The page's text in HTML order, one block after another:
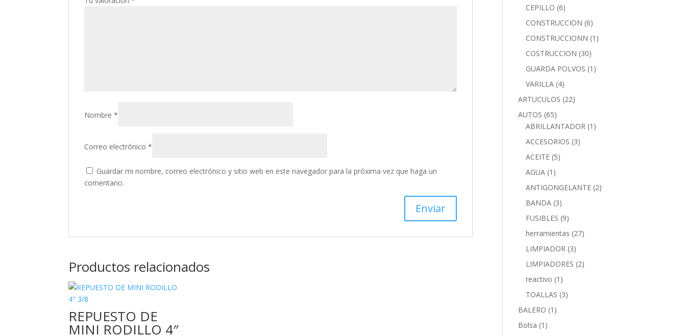
Nombre*
Correo electrónico*
Guardar mi nombre, correo electrónico y sitio web en este navegador para la próxima vez que haga un
comentario.
Productos relacionados
REPUESTO DE
MINI RODILLO 4″
CEPILLO (6)
CONSTRUCCION (6)
CONSTRUCCIONN (1)
COSTRUCCION (30)
GUARDA POLVOS (1)
VARILLA (4)
ARTUCULOS (22)
AUTOS (65)
ABRILLANTADOR (1)
ACCESORIOS (3)
ACEITE (5)
AGUA (1)
ANTIGONGELANTE (2)
BANDA (3)
FUSIBLES (9)
herramientas (27)
LIMPIADOR (3)
LIMPIADORES (2)
reactivo (1)
TOALLAS (3)
BALERO (1)
Bolsa (1)